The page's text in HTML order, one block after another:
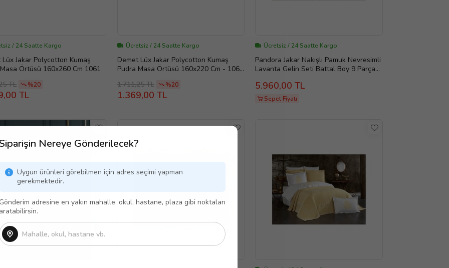
Nereye Gönderilecek?
Uygun ürünleri görebilmen için adres seçimi yapman
gerekmektedir.
adresine en yakın mahalle, okul, hastane, plaza gibi noktaları
/ 24 Saatte Kargo
Jakar Polycotton Kumaş
Örtüsü 160x260 Cm 1061
TL
%20
TL
Ücretsiz / 24 Saatte Kargo
Demet Lüx Jakar Polycotton Kumaş
Pudra Masa Örtüsü 160x220 Cm - 1063
1.711,25 TL %20
1.369,00 TL
Ücretsiz / 24 Saatte Kargo
Pandora Jakar Nakışlı Pamuk Nevresimli
Lavanta Gelin Seti Battal Boy 9 Parça
5.960,00 TL
Sepet Fiyatı